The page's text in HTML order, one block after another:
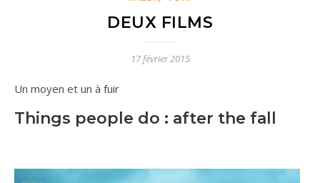
DEUX FILMS
17 février 2015
Un moyen et un à fuir
Things people do : after the fall